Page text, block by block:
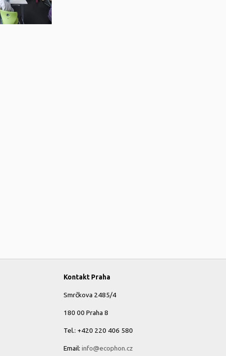
Kontakt Praha
Smrčkova 2485/4
180 00 Praha 8
Tel.: +420 220 406 580
Email: info@ecophon.cz